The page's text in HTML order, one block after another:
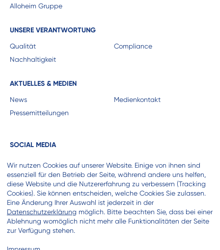
Alloheim Gruppe
UNSERE VERANTWORTUNG
Qualität
Nachhaltigkeit
Compliance
AKTUELLES & MEDIEN
News
Pressemitteilungen
Medienkontakt
SOCIAL MEDIA
KOOPERATIONSPARTNER
Wir nutzen Cookies auf unserer Website. Einige von ihnen sind
essenziell für den Betrieb der Seite, während andere uns helfen,
diese Website und die Nutzererfahrung zu verbessern (Tracking
Cookies). Sie können entscheiden, welche Cookies Sie zulassen.
Eine Änderung Ihrer Auswahl ist jederzeit in der
Datenschutzerklärung möglich. Bitte beachten Sie, dass bei einer
Ablehnung womöglich nicht mehr alle Funktionalitäten der Seite
zur Verfügung stehen.